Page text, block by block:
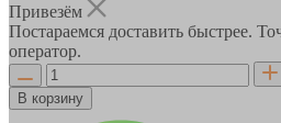
Привезём
Постараемся доставить быстрее.
оператор.
В корзину